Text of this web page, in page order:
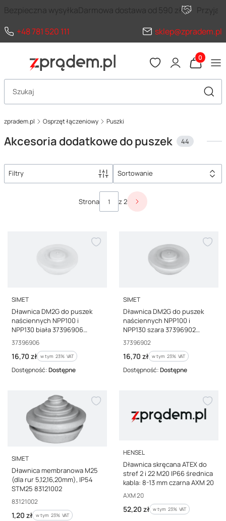
Bezpieczna wysyłkaDarmowa dostawa od 590 zł
+48 781 520 111
sklep@zpradem.pl
Produkty
Otwórz wyszukiwarkę
zpradem.pl Osprzęt łączeniowy Puszki
Akcesoria dodatkowe do puszek 44
Filtry Sortowanie
Lista produktówStrona z 2 Następne produkty
PRODUCENT
SIMET
Dławnica DM2G do puszek
naściennych NPP100 i
NPP130 biała 37396906
/10szt./
Kod producenta
37396906
Cena brutto
16,70 zł w tym %s VAT
w tym 23% VAT
Dostępność:Dostępne
PRODUCENT
SIMET
Dławnica DM2G do puszek
naściennych NPP100 i
NPP130 szara 37396902
/10szt./
Kod producenta
37396902
Cena brutto
16,70 zł w tym %s VAT
w tym 23% VAT
Dostępność:Dostępne
PRODUCENT
SIMET
Dławnica membranowa M25
(dla rur 5,12,16,20mm), IP54
STM25 83121002
Kod producenta
83121002
Cena brutto
1,20 zł w tym %s VAT
w tym 23% VAT
PRODUCENT
HENSEL
Dławnica skręcana ATEX do
stref 2 i 22 M20 IP66 średnica
kabla: 8-13 mm czarna AXM 20
Kod producenta
AXM 20
Cena brutto
52,20 zł w tym %s VAT
w tym 23% VAT